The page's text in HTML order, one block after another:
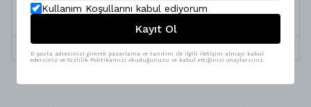
Üretim Özelliği
Doğa dostu iplik, yüksek teknolojili özel
Kullanım Koşullarını kabul ediyorum
Kayıt Ol
E-posta adresinizi girerek pazarlama ve tanıtım ile ilgili iletişim almayı kabul
edersiniz ve Gizlilik Politikamızı okuduğunuzu ve kabul ettiğinizi onaylarsınız.